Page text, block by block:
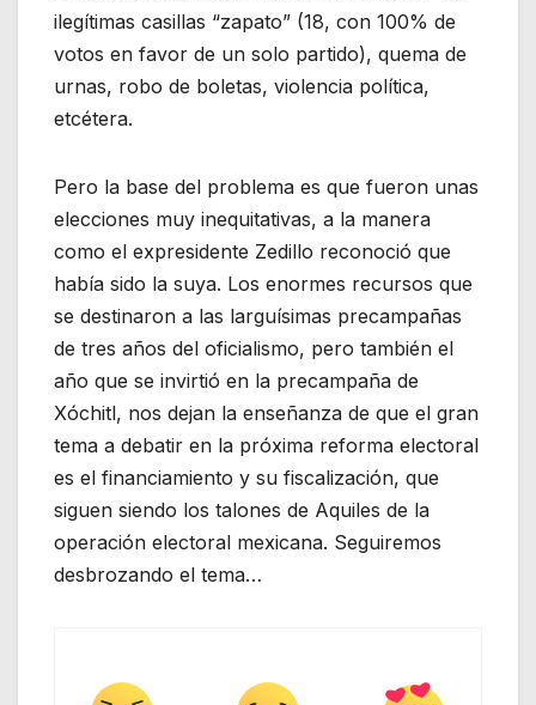
ilegítimas casillas “zapato” (18, con 100% de
votos en favor de un solo partido), quema de
urnas, robo de boletas, violencia política,
etcétera.
Pero la base del problema es que fueron unas
elecciones muy inequitativas, a la manera
como el expresidente Zedillo reconoció que
había sido la suya. Los enormes recursos que
se destinaron a las larguísimas precampañas
de tres años del oficialismo, pero también el
año que se invirtió en la precampaña de
Xóchitl, nos dejan la enseñanza de que el gran
tema a debatir en la próxima reforma electoral
es el financiamiento y su fiscalización, que
siguen siendo los talones de Aquiles de la
operación electoral mexicana. Seguiremos
desbrozando el tema…